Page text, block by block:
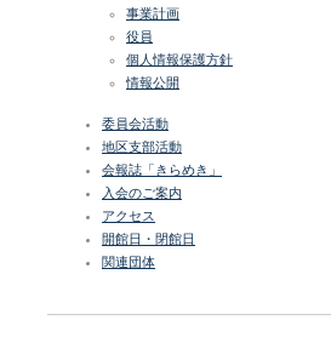
事業計画
役員
個人情報保護方針
情報公開
委員会活動
地区支部活動
会報誌「きらめき」
入会のご案内
アクセス
開館日・閉館日
関連団体